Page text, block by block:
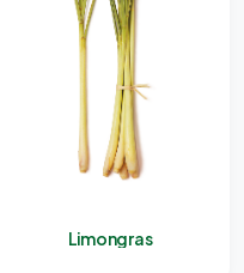
Limongras